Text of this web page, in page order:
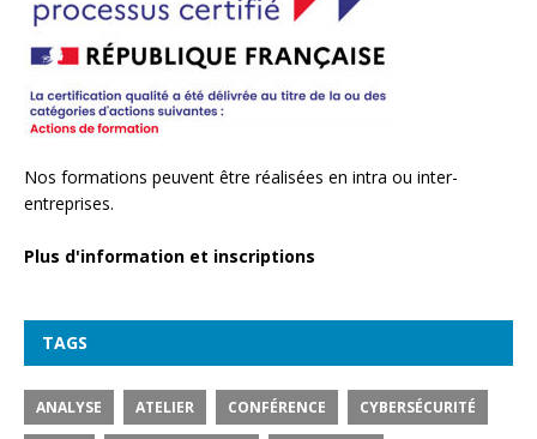
Nos formations peuvent être réalisées en intra ou inter-
entreprises.
Plus d'information et inscriptions
TAGS
ANALYSE ATELIER CONFÉRENCE CYBERSÉCURITÉ